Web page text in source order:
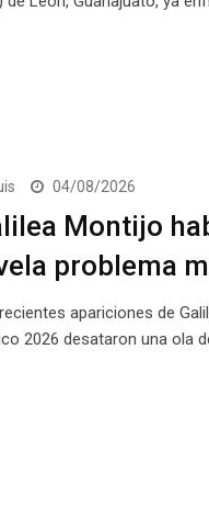
04/08/2026
Montijo
problema
apariciones de
2026 desataron una ola